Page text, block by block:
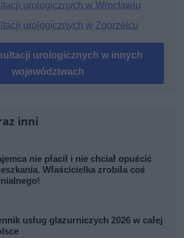
urologicznych w Wrocławiu
urologicznych w Zgorzelcu
urologicznych w innych
województwach
inni
nie płacił i nie chciał opuścić
Właścicielka zrobiła coś
usług glazurniczych 2026 w całej